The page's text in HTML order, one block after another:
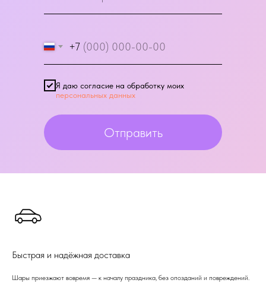
+7
Я даю согласие на обработку моих
персональных данных
Отправить
Быстрая и надёжная доставка
Шары приезжают вовремя — к началу праздника, без опозданий и повреждений.